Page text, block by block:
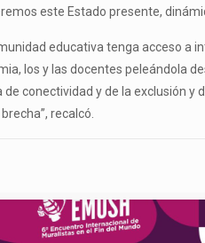
este Estado presente,
educativa tenga acceso a
los y las docentes peleándola
conectividad y de la exclusión
recalcó.